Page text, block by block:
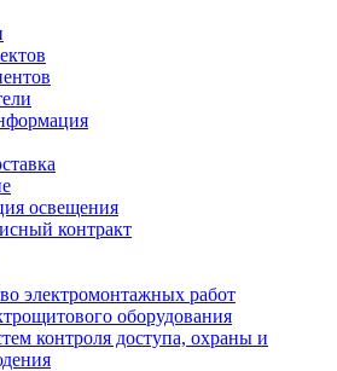
освещения
контракт
электромонтажных работ
оборудования
контроля доступа, охраны и